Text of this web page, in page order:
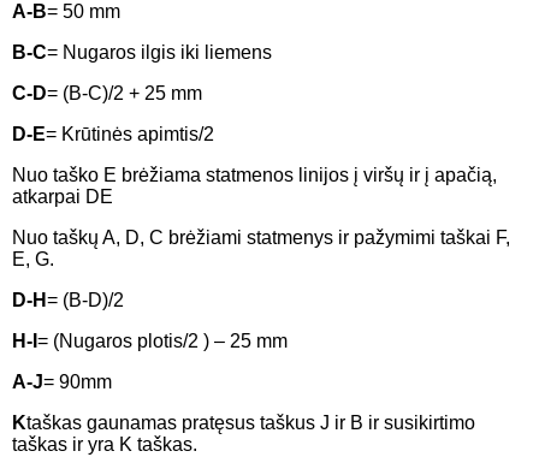
A-B= 50 mm
B-C= Nugaros ilgis iki liemens
С-D= (B-C)/2 + 25 mm
D-E= Krūtinės apimtis/2
Nuo taško E brėžiama statmenos linijos į viršų ir į apačią,
atkarpai DE
Nuo taškų A, D, C brėžiami statmenys ir pažymimi taškai F,
E, G.
D-H= (B-D)/2
H-I = (Nugaros plotis/2 ) – 25 mm
A-J= 90mm
Ktaškas gaunamas pratęsus taškus J ir B ir susikirtimo
taškas ir yra K taškas.